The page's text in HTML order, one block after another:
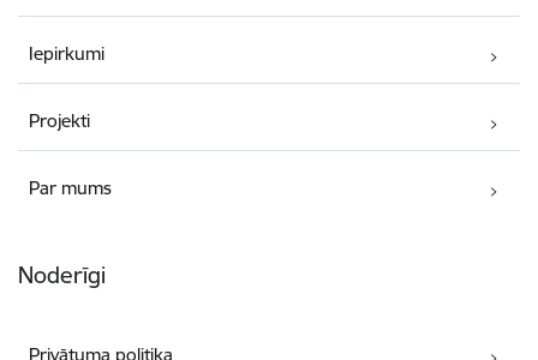
Iepirkumi
Projekti
Par mums
Noderīgi
Privātuma politika